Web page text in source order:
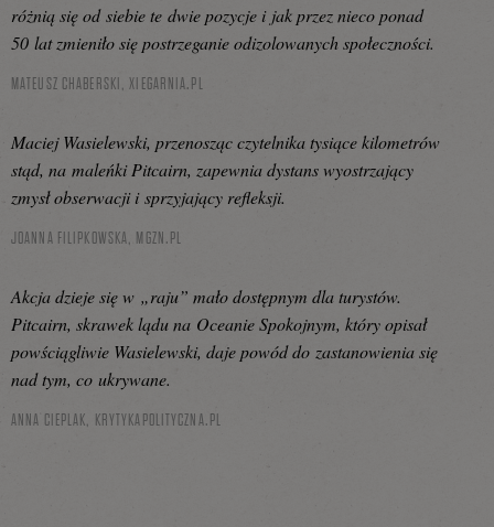
różnią się od siebie te dwie pozycje i jak przez nieco ponad
50 lat zmieniło się postrzeganie odizolowanych społeczności.
MATEUSZ CHABERSKI,XIEGARNIA.PL
Maciej Wasielewski, przenosząc czytelnika tysiące kilometrów
stąd, na maleńki Pitcairn, zapewnia dystans wyostrzający
zmysł obserwacji i sprzyjający refleksji.
JOANNA FILIPKOWSKA, MGZN.PL
Akcja dzieje się w „raju” mało dostępnym dla turystów.
Pitcairn, skrawek lądu na Oceanie Spokojnym, który opisał
powściągliwie Wasielewski, daje powód do zastanowienia się
nad tym, co ukrywane.
ANNA CIEPLAK, KRYTYKAPOLITYCZNA.PL